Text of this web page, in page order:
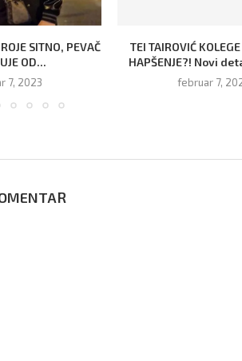
SITNO, PEVAČ
OD...
7, 2023
TEI TAIROVIĆ
HAPŠENJE?! Novi
februar 7,